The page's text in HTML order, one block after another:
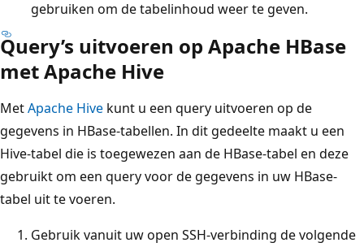
gebruiken om de tabelinhoud weer te geven.
Query’s uitvoeren op Apache HBase
met Apache Hive
MetApache Hive kunt u een query uitvoeren op de
gegevens in HBase-tabellen. In dit gedeelte maakt u een
Hive-tabel die is toegewezen aan de HBase-tabel en deze
gebruikt om een query voor de gegevens in uw HBase-
tabel uit te voeren.
Gebruik vanuit uw open SSH-verbinding de volgende